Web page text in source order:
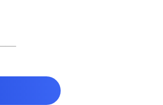
——